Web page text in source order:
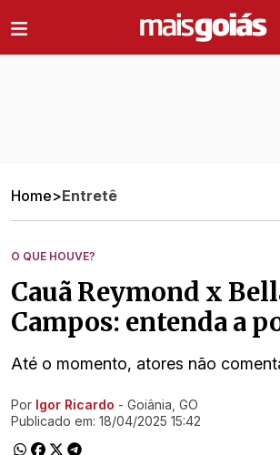
Home>Entretê
O QUE HOUVE?
Cauã Reymond x
Campos: entenda a
Até o momento, atores não
Ir direto pra matéria
Por Igor Ricardo - Goiânia, GO
Publicado em: 18/04/2025 15:42